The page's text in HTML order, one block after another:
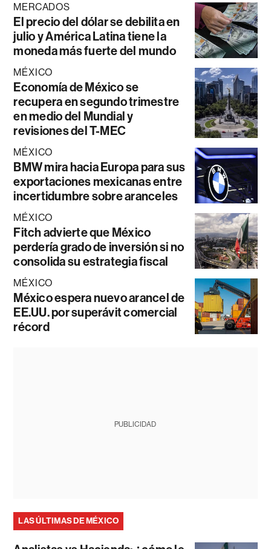
MERCADOS
El precio del dólar se debilita en
julio y América Latina tiene la
moneda más fuerte del mundo
MÉXICO
Economía de México se
recupera en segundo trimestre
en medio del Mundial y
revisiones del T-MEC
MÉXICO
BMW mira hacia Europa para sus
exportaciones mexicanas entre
incertidumbre sobre aranceles
MÉXICO
Fitch advierte que México
perdería grado de inversión si no
consolida su estrategia fiscal
MÉXICO
México espera nuevo arancel de
EE.UU. por superávit comercial
récord
PUBLICIDAD
LAS ÚLTIMAS DE MÉXICO